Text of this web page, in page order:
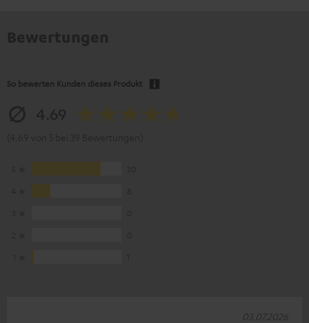
So bewerten Kunden dieses Produkt
03.07.2026